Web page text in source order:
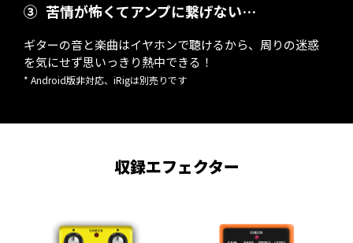
③ 苦情が怖くてアンプに繋げない…
ギターの音と楽曲はイヤホンで聴けるから、周りの迷惑
を気にせず思いっきり熱中できる！
* Android版非対応、iRigは別売りです
収録エフェクター